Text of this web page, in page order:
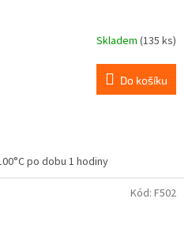
Skladem (135 ks)
Do košíku
po dobu 1 hodiny
Kód: F502